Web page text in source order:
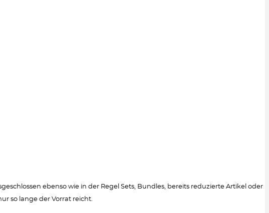
ebenso wie in der Regel Sets, Bundles, bereits reduzierte Artikel oder
so lange der Vorrat reicht.